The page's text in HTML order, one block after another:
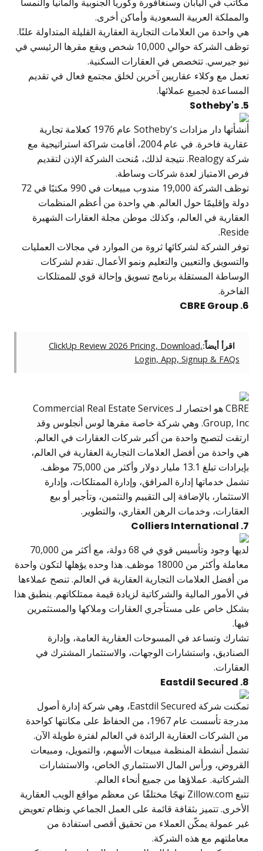
والمملكة العربية السعودية وأماكن أخرى.
هي واحدة من العلامات التجارية العقارية القليلة المتداولة علنًا.
توظف الشركة حوالي 10,000 شخص ويقع مقرها الرئيسي في
نيو جيرسي. تتخصص في العقارات السكنية.
تعمل مع وكلاء عقاريين آخرين لخلق مجتمع فعال في تقديم
المساعدة لجميع عملائها.
5. Sotheby's
أنشأتها دار مزادات Sotheby's عام 1976 كعلامة تجارية
عقارية فاخرة. في عام 2004، أقامت شراكة استراتيجية مع
شركة Realogy. نتيجة لذلك، مُنحت الشركة الإذن لتقديم
فرص الامتياز لعدة شركات وساطة.
توظف الشركة 19,000 مندوب مبيعات في 990 مكتبًا في 72
دولة وإقليمًا حول العالم. هي واحدة من أعظم المنظمات
العقارية في العالم، وكذلك موطن مجلة العقارات الشهيرة
Reside.
توفر الشركة لشركائها ثروة من الموارد في مجالات العمليات
والتسويق والتعيين والتعليم ونمو الأعمال. تقدم لشركات
الوساطة المستقلة برنامج تسويق وإحالة قوي للممتلكات
الفاخرة.
6. CBRE Group
اقرأ أيضاً:ClickUp Review 2026 Pricing, Download,
Login, App, Signup & FAQs
CBRE هو اختصار لـ Commercial Real Estate Services
Group, Inc. وهي شركة خاصة مقرها لوس أنجلوس وقد
ارتقت لتصبح واحدة من أكبر شركات العقارات في العالم.
هي واحدة من أفضل العلامات التجارية العقارية في العالم،
بإيرادات تبلغ 13.1 مليار دولار وأكثر من 75,000 موظف.
تشمل خدماتها إدارة المرافق، وإدارة الممتلكات، وإدارة
الاستثمار، بالإضافة إلى التقييم والتثمين، وتأجير أو بيع
العقارات، وخدمات الرهن العقاري، والتطوير.
7. Colliers International
لديها وجود وتأسيس قوي في 68 دولة، مع أكثر من 70,000
معاملة وأكثر من 18000 موظف. هذا وحده يؤهلها لتكون واحدة
من أفضل العلامات التجارية العقارية في العالم. تنصح عملاءها
في الأمور المالية والشركاتية لزيادة قيمة ممتلكاتهم. ينطبق هذا
بشكل خاص على مستأجري العقارات وملاكها والمستثمرين
فيها.
تشارك وتساعد في المسوحات العقارية العامة، وإدارة
الصناديق، واستشارات الوجهات، والاستثمار المشترك في
العقارات.
8. Eastdil Secured
تمكنت شركة Eastdil Secured، وهي شركة إدارة أصول
مدرجة تأسست عام 1967، من الحفاظ على مكانتها كواحدة
من الشركات العقارية الرائدة في العالم لفترة طويلة الآن.
تشمل أنشطة المنظمة مبيعات الأسهم، والتمويل، ومبيعات
القروض، ورأس المال الاستثماري الخاص، والاستشارات
الشركاتية. عملاؤها من جميع أنحاء العالم.
تتبع Zillow.com نهجًا مختلفًا عن معظم مواقع الويب العقارية
الأخرى. تتميز بثقافة قائمة على العمل الجماعي ونظام تعويض
غير عمولة يمكّن العملاء من تحقيق أقصى استفادة من
معاملتهم مع هذه الشركة.